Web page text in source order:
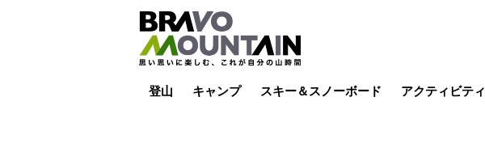
登山 キャンプ スキー＆スノーボード アクティビティ